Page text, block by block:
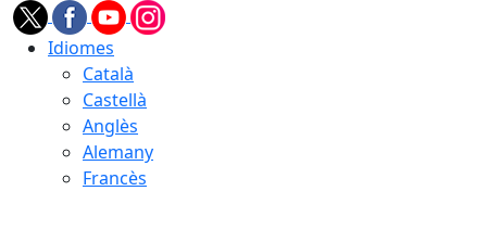
Idiomes
Català
Castellà
Anglès
Alemany
Francès